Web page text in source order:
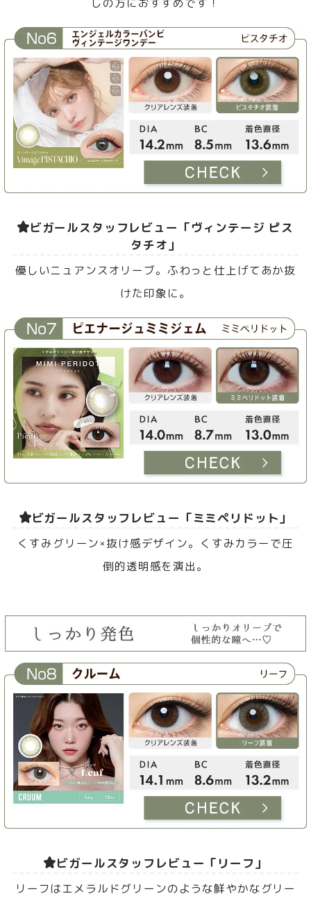
しの方におすすめです！
ビガールスタッフレビュー「ヴィンテージ ピス
タチオ」
優しいニュアンスオリーブ。ふわっと仕上げてあか抜
けた印象に。
ビガールスタッフレビュー「ミミペリドット」
くすみグリーン×抜け感デザイン。くすみカラーで圧
倒的透明感を演出。
ビガールスタッフレビュー「リーフ」
リーフはエメラルドグリーンのような鮮やかなグリー